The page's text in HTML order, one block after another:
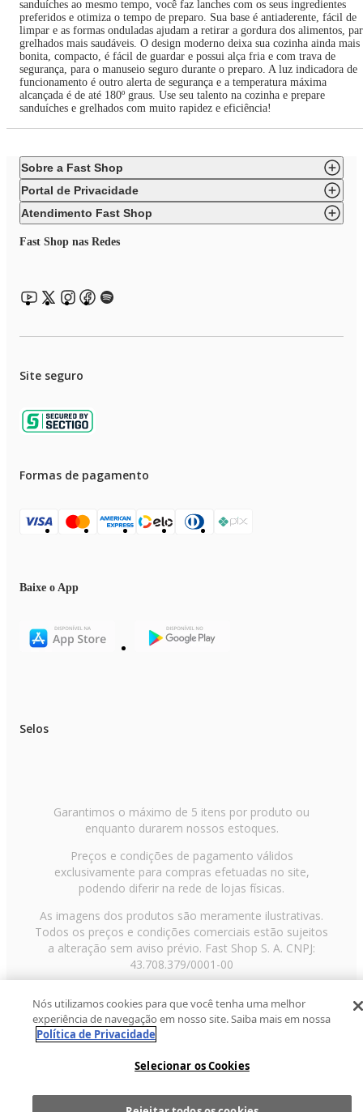
sanduíches ao mesmo tempo, você faz lanches com os seus ingredientes
preferidos e otimiza o tempo de preparo. Sua base é antiaderente, fácil de
limpar e as formas onduladas ajudam a retirar a gordura dos alimentos,
grelhados mais saudáveis. O design moderno deixa sua cozinha ainda mais
bonita, compacto, é fácil de guardar e possui alça fria e com trava de
segurança, para o manuseio seguro durante o preparo. A luz indicadora de
funcionamento é outro alerta de segurança e a temperatura máxima
alcançada é de até 180º graus. Use seu talento na cozinha e prepare
sanduíches e grelhados com muito rapidez e eficiência!
Sobre a Fast Shop
Portal de Privacidade
Atendimento Fast Shop
Fast Shop nas Redes
Site seguro
Formas de pagamento
Baixe o App
Selos
Garantimos o máximo de 5 itens por produto ou
enquanto durarem nossos estoques.
Preços e condições de pagamento válidos
exclusivamente para compras efetuadas no site,
podendo diferir na rede de lojas físicas.
As imagens dos produtos são meramente ilustrativas.
Todos os preços e condições comerciais estão sujeitos
a alteração sem aviso prévio. Fast Shop S. A. CNPJ:
43.708.379/0001-00
Paulo/SP, CEP 02029-001, Telefone: 11 3003-3728 ©
2013 Fast Shop - Todos os direitos reservadosRF
Nós utilizamos cookies para que você tenha uma melhor
experiência de navegação em nosso site. Saiba mais em nossa
Política de Privacidade
Selecionar os Cookies